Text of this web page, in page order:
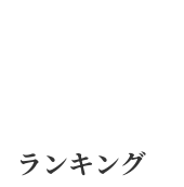
ランキング